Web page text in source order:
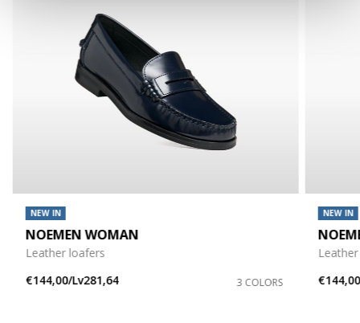
NEW IN
NOEMEN WOMAN
Leather loafers
€144,00/Lv281,64
3 COLORS
NEW IN